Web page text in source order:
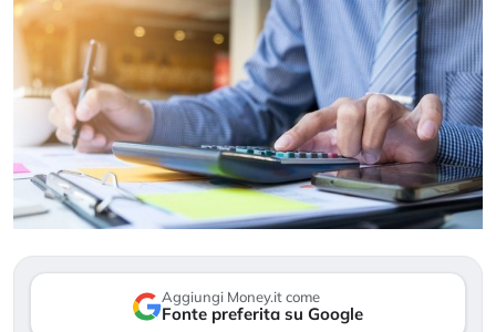
Aggiungi Money.it come
Fonte preferita su Google